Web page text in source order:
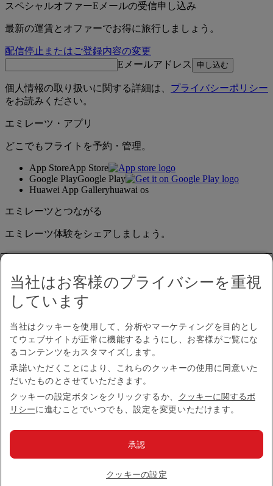
スペシャルオファーEメールの受信申し込み
最新の運賃とオファーでお得に旅行しましょう。
配信停止またはご登録内容の変更
Eメールアドレス
申し込む
個人情報の取り扱いに関する詳細は、 プライバシーポリシー
をお読みください。
エミレーツ・アプリ
どこでもフライトを予約・管理。
App StoreApp Store
Google PlayGoogle Play
Huawei App Galleryhuawai os
エミレーツとつながる
エミレーツ体験をシェアしましょう。
アクセシビリティ
お問い合わせ
プライバシーポリシー
規約条件
クッキーに関するポリシー
サイバーセキュリティ
英国現代奴隷法に係る声明
当社はお客様のプライバシーを重視
しています
当社はクッキーを使用して、分析やマーケティングを目的とし
てウェブサイトが正常に機能するようにし、お客様がご覧にな
るコンテンツをカスタマイズします。
承諾いただくことにより、これらのクッキーの使用に同意いた
だいたものとさせていただきます。
クッキーの設定ボタンをクリックするか、 クッキーに関するポ
リシーに進むことでいつでも、設定を変更いただけます。
クッキーの設定
承認